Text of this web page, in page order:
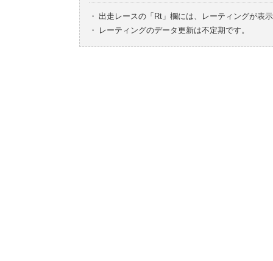
・ 出走レースの「Rt」欄には、レーティングが表
・
レーティングのデータ更新は不定期です。